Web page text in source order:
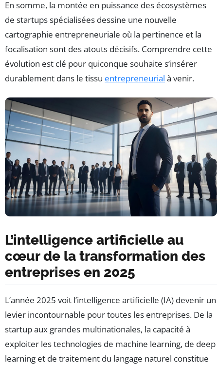
En somme, la montée en puissance des écosystèmes
de startups spécialisées dessine une nouvelle
cartographie entrepreneuriale où la pertinence et la
focalisation sont des atouts décisifs. Comprendre cette
évolution est clé pour quiconque souhaite s’insérer
durablement dans le tissu entrepreneurial à venir.
L’intelligence artificielle au
cœur de la transformation des
entreprises en 2025
L’année 2025 voit l’intelligence artificielle (IA) devenir un
levier incontournable pour toutes les entreprises. De la
startup aux grandes multinationales, la capacité à
exploiter les technologies de machine learning, de deep
learning et de traitement du langage naturel constitue